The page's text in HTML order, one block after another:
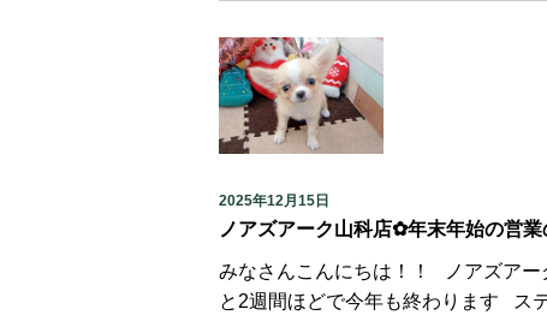
2025年12月15日
ノアズアーク山科店✿年末年始の営業
みなさんこんにちは！！ ノアズアー
と2週間ほどで今年も終わります ス